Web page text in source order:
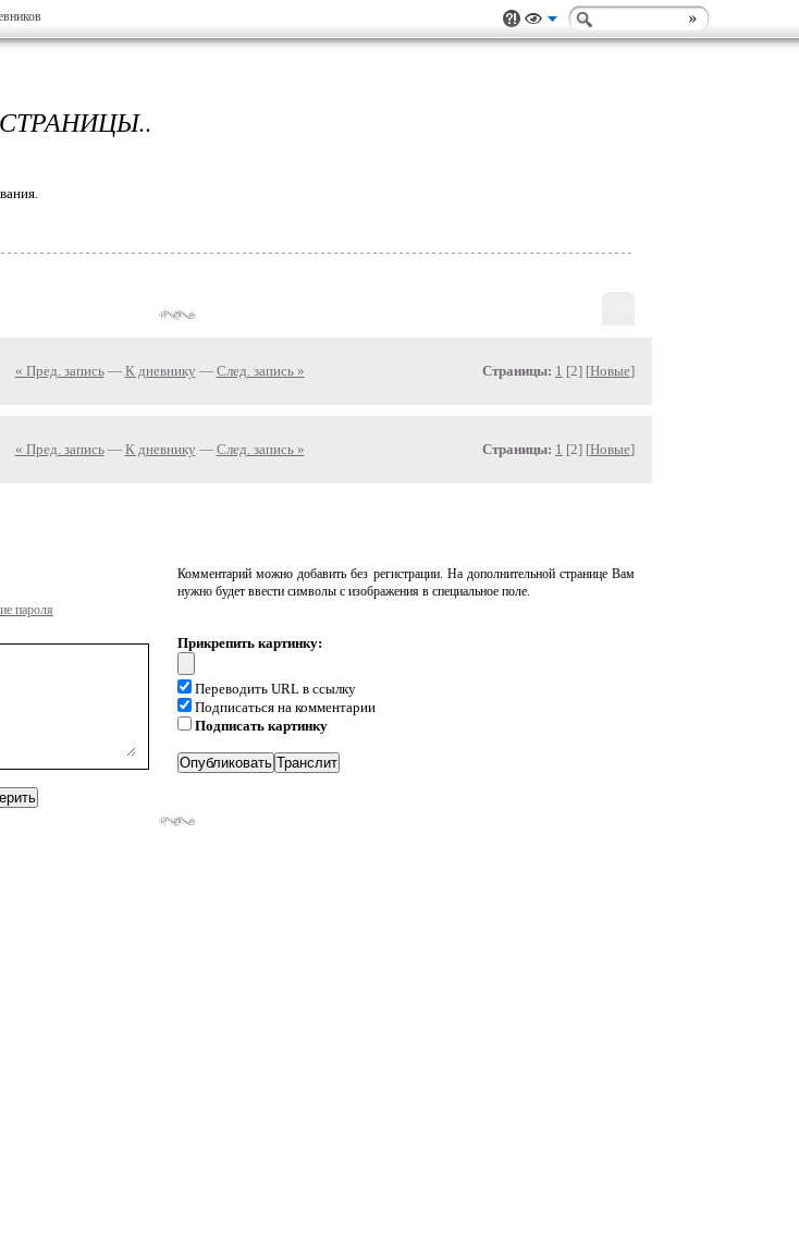
« Пред. запись— К дневнику — След. запись » Страницы: 1 [2] [Новые]
« Пред. запись— К дневнику — След. запись » Страницы: 1 [2] [Новые]
пароля
Комментарий можно добавить без регистрации. На дополнительной странице Вам
нужно будет ввести символы с изображения в специальное поле.
Прикрепить картинку:
Переводить URL в ссылку
Подписаться на комментарии
Подписать картинку